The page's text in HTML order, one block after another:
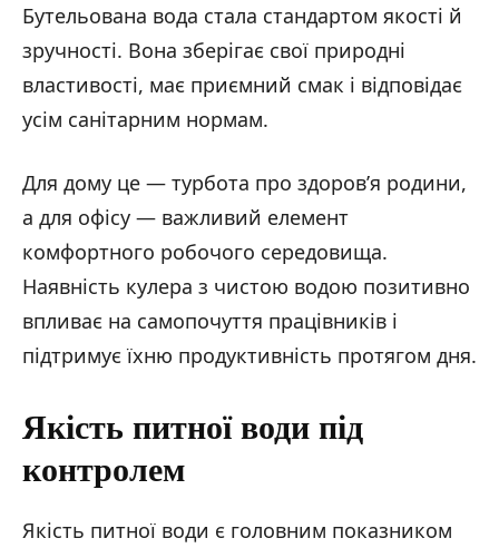
Бутельована вода стала стандартом якості й
зручності. Вона зберігає свої природні
властивості, має приємний смак і відповідає
усім санітарним нормам.
Для дому це — турбота про здоров’я родини,
а для офісу — важливий елемент
комфортного робочого середовища.
Наявність кулера з чистою водою позитивно
впливає на самопочуття працівників і
підтримує їхню продуктивність протягом дня.
Якість питної води під
контролем
Якість питної води є головним показником